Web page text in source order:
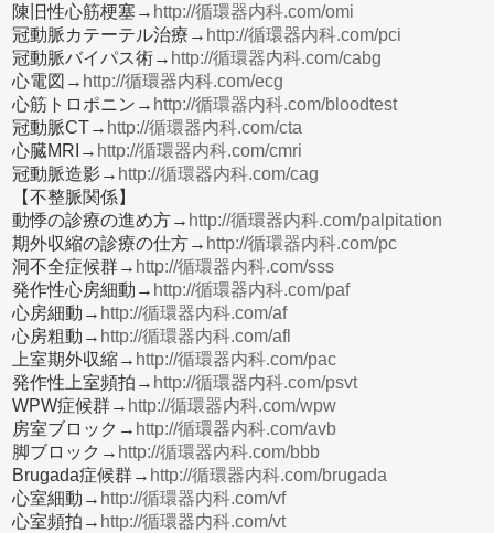
陳旧性心筋梗塞→ http://循環器内科.com/omi
冠動脈カテーテル治療→ http://循環器内科.com/pci
冠動脈バイパス術→ http://循環器内科.com/cabg
心電図→ http://循環器内科.com/ecg
心筋トロポニン→ http://循環器内科.com/bloodtest
冠動脈CT→ http://循環器内科.com/cta
心臓MRI→ http://循環器内科.com/cmri
冠動脈造影→ http://循環器内科.com/cag
【不整脈関係】
動悸の診療の進め方→ http://循環器内科.com/palpitation
期外収縮の診療の仕方→ http://循環器内科.com/pc
洞不全症候群→ http://循環器内科.com/sss
発作性心房細動→ http://循環器内科.com/paf
心房細動→ http://循環器内科.com/af
心房粗動→ http://循環器内科.com/afl
上室期外収縮→ http://循環器内科.com/pac
発作性上室頻拍→ http://循環器内科.com/psvt
WPW症候群→ http://循環器内科.com/wpw
房室ブロック→ http://循環器内科.com/avb
脚ブロック→ http://循環器内科.com/bbb
Brugada症候群→ http://循環器内科.com/brugada
心室細動→ http://循環器内科.com/vf
心室頻拍→ http://循環器内科.com/vt